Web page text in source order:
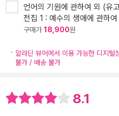
언어의 기원에 관하여 외 (유
전집 1 : 예수의 생애에 관하여
구매가18,900원
알라딘 뷰어에서 이용 가능한 디지
불가 / 배송 불가
8.1